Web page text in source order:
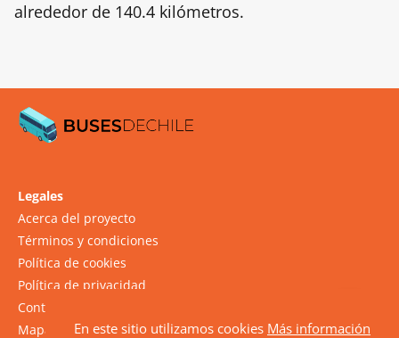
alrededor de 140.4 kilómetros.
Legales
Acerca del proyecto
Términos y condiciones
Política de cookies
Política de privacidad
Contacto
Mapa del sitioEn este sitio utilizamos cookies Más información